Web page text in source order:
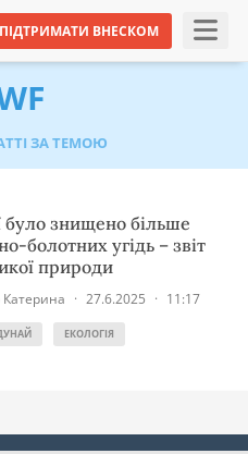
ПІДТРИМАТИ ВНЕСКОМ
ЗА ТЕМОЮ
було знищено більше
болотних угідь – звіт
природи
· 27.6.2025 · 11:17
ЕКОЛОГІЯ